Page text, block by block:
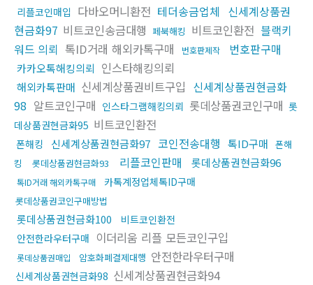
리플코인매입 다바오머니환전 테더송금업체 신세계상품권
현금화97 비트코인송금대행 페북해킹 비트코인환전 블랙키
워드 의뢰 톡ID거래 해외카톡구매 번호판제작 번호판구매
카카오톡해킹의뢰 인스타해킹의뢰
해외카톡판매 신세계상품권비트구입 신세계상품권현금화
98 알트코인구매 인스타그램해킹의뢰 롯데상품권코인구매 롯
데상품권현금화95 비트코인환전
폰해킹 신세계상품권현금화97 코인전송대행 톡ID구매 폰해
킹
롯데상품권현금화93 리플코인판매 롯데상품권현금화96
톡ID거래 해외카톡구매 카톡계정업체톡ID구매
롯데상품권코인구매방법
롯데상품권현금화100
비트코인환전
안전한라우터구매 이더리움 리플 모든코인구입
롯데상품권매입 암호화폐결제대행 안전한라우터구매
신세계상품권현금화98 신세계상품권현금화94